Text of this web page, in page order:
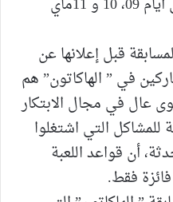
قبل إعلانها عن
في ” الهاكاتون” هم
عال في مجال الابتكار
للمشاكل التي اشتغلوا
أن قواعد اللعبة
فقط.